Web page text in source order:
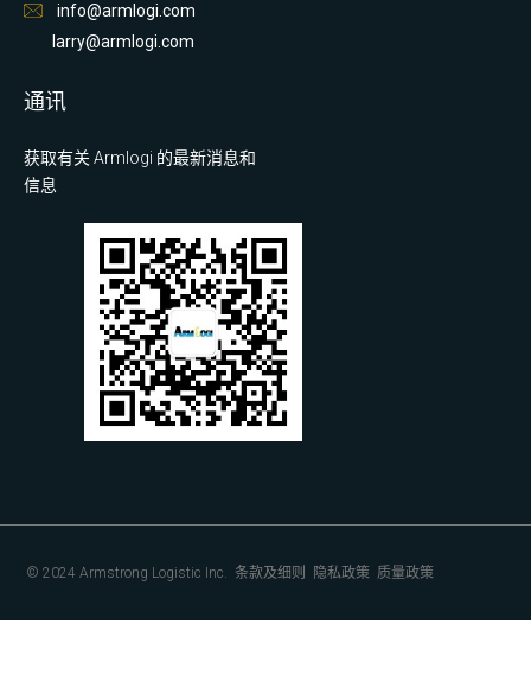
info@armlogi.com
larry@armlogi.com
通讯
获取有关 Armlogi 的最新消息和
信息
© 2024 Armstrong Logistic Inc. 条款及细则 隐私政策 质量政策